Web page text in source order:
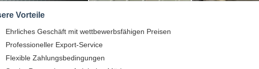
Vorteile
Ehrliches Geschäft mit wettbewerbsfähigen Preisen
Professioneller Export-Service
Flexible Zahlungsbedingungen